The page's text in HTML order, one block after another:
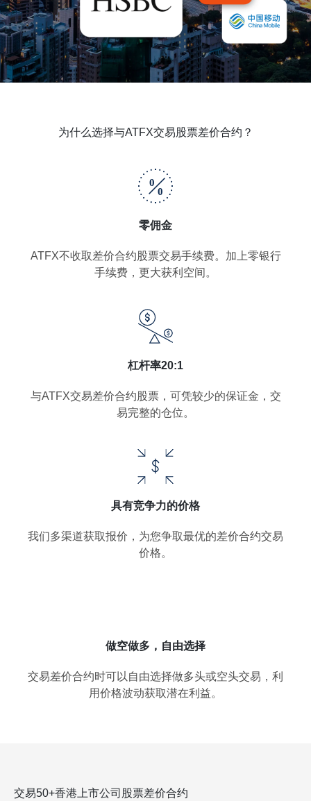
为什么选择与ATFX交易股票差价合约？
零佣金
ATFX不收取差价合约股票交易手续费。加上零银行
手续费，更大获利空间。
杠杆率20:1
与ATFX交易差价合约股票，可凭较少的保证金，交
易完整的仓位。
具有竞争力的价格
我们多渠道获取报价，为您争取最优的差价合约交易
价格。
做空做多，自由选择
交易差价合约时可以自由选择做多头或空头交易，利
用价格波动获取潜在利益。
交易50+香港上市公司股票差价合约